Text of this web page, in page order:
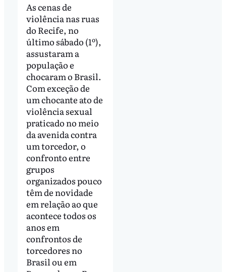
As cenas de
violência nas ruas
do Recife, no
último sábado (1º),
assustaram a
população e
chocaram o Brasil.
Com exceção de
um chocante ato de
violência sexual
praticado no meio
da avenida contra
um torcedor, o
confronto entre
grupos
organizados pouco
têm de novidade
em relação ao que
acontece todos os
anos em
confrontos de
torcedores no
Brasil ou em